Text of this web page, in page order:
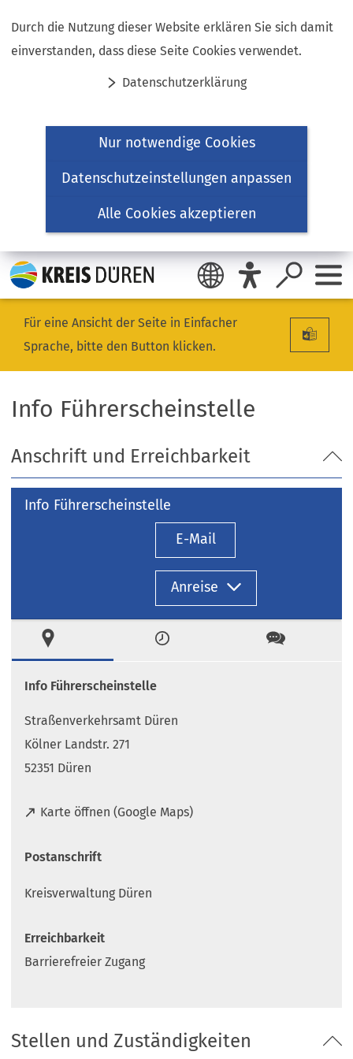
Durch die Nutzung dieser Website erklären Sie sich damit
einverstanden, dass diese Seite Cookies verwendet.
Datenschutzerklärung
Nur notwendige Cookies
Datenschutzeinstellungen anpassen
Alle Cookies akzeptieren
Inhalt anspringen
Für eine Ansicht der Seite in Einfacher
Sprache, bitte den Button klicken.
Info Führerscheinstelle
Anschrift und Erreichbarkeit
Info Führerscheinstelle
E-Mail
Anreise
Zeiten Kontakt
Info Führerscheinstelle
Straßenverkehrsamt Düren
Kölner Landstr. 271
52351 Düren
Karte öffnen (Google Maps)
(
f
e
i
e
m
Postanschrift
Kreisverwaltung Düren
Erreichbarkeit
Barrierefreier Zugang
Stellen und Zuständigkeiten